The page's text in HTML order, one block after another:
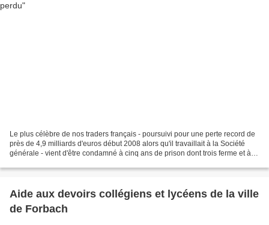
Le plus célèbre de nos traders français - poursuivi pour une perte record de
près de 4,9 milliards d'euros début 2008 alors qu'il travaillait à la Société
générale - vient d'être condamné à cinq ans de prison dont trois ferme et à
Aide aux devoirs collégiens et lycéens de la ville
de Forbach